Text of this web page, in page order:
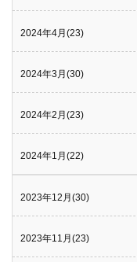
2024年4月(23)
2024年3月(30)
2024年2月(23)
2024年1月(22)
2023年12月(30)
2023年11月(23)